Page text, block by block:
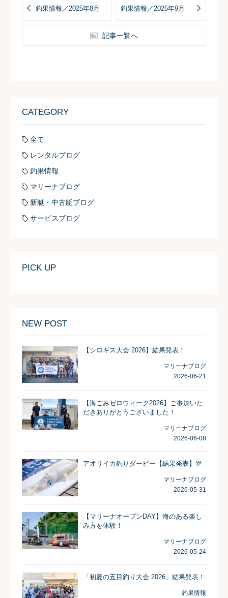
釣果情報／2025年8月 釣果情報／2025年9月
記事一覧へ
CATEGORY
全て
レンタルブログ
釣果情報
マリーナブログ
新艇・中古艇ブログ
サービスブログ
PICK UP
NEW POST
【シロギス大会 2026】結果発表！
マリーナブログ
2026-06-21
【海ごみゼロウィーク2026】ご参加いた
だきありがとうございました！
マリーナブログ
2026-06-08
アオリイカ釣りダービー【結果発表】🎊
マリーナブログ
2026-05-31
【マリーナオープンDAY】海のある楽し
み方を体験！
マリーナブログ
2026-05-24
「初夏の五目釣り大会 2026」結果発表！
釣果情報